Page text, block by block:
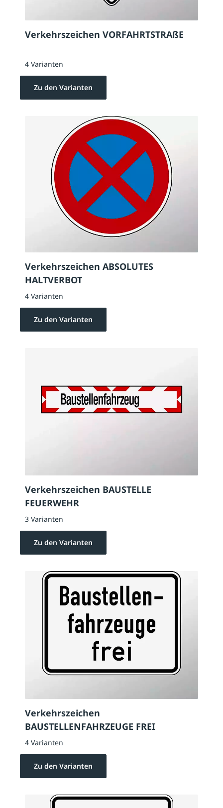
Verkehrszeichen VORFAHRTSTRAßE
4 Varianten
Zu den Varianten
Verkehrszeichen ABSOLUTES
HALTVERBOT
4 Varianten
Zu den Varianten
Verkehrszeichen BAUSTELLE
FEUERWEHR
3 Varianten
Zu den Varianten
Verkehrszeichen
BAUSTELLENFAHRZEUGE FREI
4 Varianten
Zu den Varianten